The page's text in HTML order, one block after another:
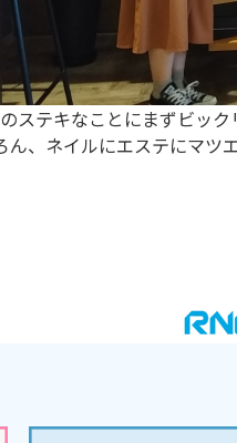
ステキなことにまずビッ
、ネイルにエステにマツ